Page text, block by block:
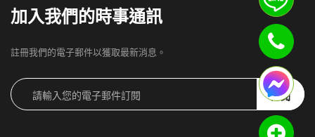
加入我們的時事通訊
註冊我們的電子郵件以獲取最新消息。
訂閱